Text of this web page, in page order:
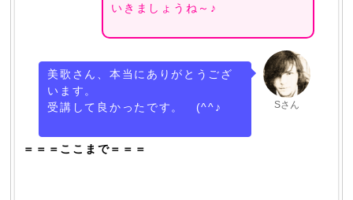
いきましょうね～♪
Sさん
美歌さん、本当にありがとうござ
います。
受講して良かったです。 (^^♪
＝＝＝ここまで＝＝＝